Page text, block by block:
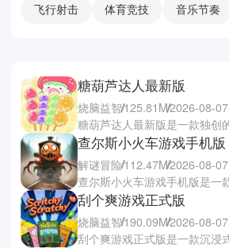
飞行射击
体育竞技 音乐节奏
糖葫芦达人最新版
烧脑益智125.81M2026-08-07
查尔斯小火车游戏手机版
解谜冒险112.47M2026-08-07
刮个爽游戏正式版
烧脑益智190.09M2026-08-07